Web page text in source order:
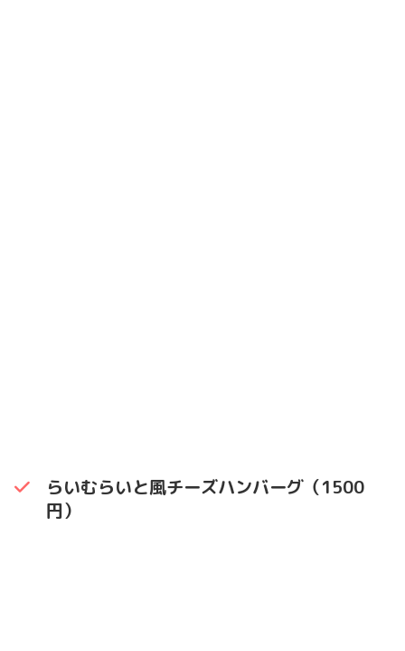
らいむらいと風チーズハンバーグ（1500
円）